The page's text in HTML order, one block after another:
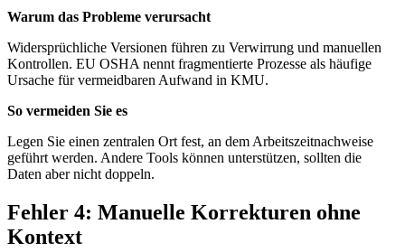
Warum das Probleme verursacht
Widersprüchliche Versionen führen zu Verwirrung und manuellen
Kontrollen. EU OSHA nennt fragmentierte Prozesse als häufige
Ursache für vermeidbaren Aufwand in KMU.
So vermeiden Sie es
Legen Sie einen zentralen Ort fest, an dem Arbeitszeitnachweise
geführt werden. Andere Tools können unterstützen, sollten die
Daten aber nicht doppeln.
Fehler 4: Manuelle Korrekturen ohne
Kontext